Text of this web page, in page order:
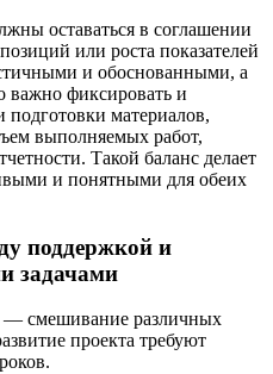
оставаться в соглашении
или роста показателей
и обоснованными, а
фиксировать и
материалов,
выполняемых работ,
Такой баланс делает
и понятными для обеих
поддержкой и
задачами
— смешивание различных
проекта требуют